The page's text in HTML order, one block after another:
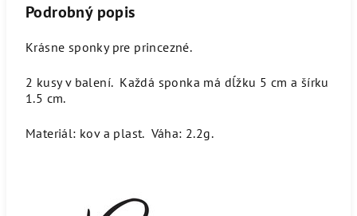
Podrobný popis
Krásne sponky pre princezné.
2 kusy v balení. Každá sponka má dĺžku 5 cm a šírku
1.5 cm.
Materiál: kov a plast. Váha: 2.2g.